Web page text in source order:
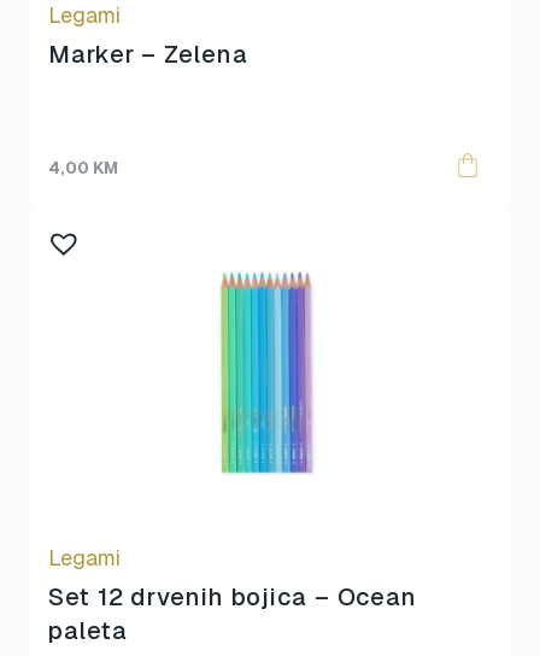
Legami
Marker – Zelena
4,00 KM
Legami
Set 12 drvenih bojica – Ocean
paleta